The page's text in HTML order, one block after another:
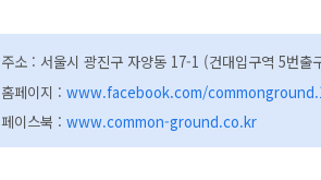
주소 : 서울시 광진구 자양동 17-1 (건대입구역 5번출
홈페이지 : www.facebook.com/
페이스북 : www.common-ground.co.kr